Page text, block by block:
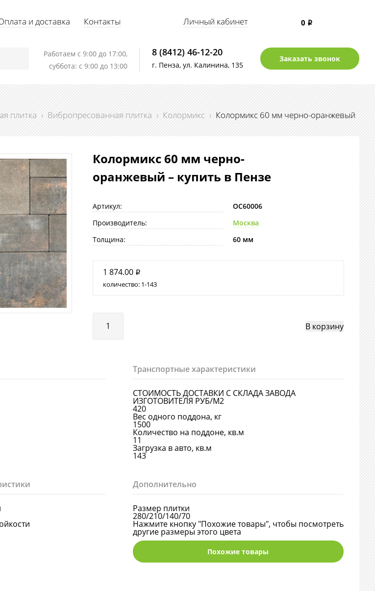
и доставка Контакты Личный кабинет 0 i
Работаем c 9:00 до 17:00,
суббота: с 9:00 до 13:00
8 (8412) 46-12-20
г. Пенза, ул. Калинина, 135
Заказать звонок
плитка › Вибропресованная плитка › Колормикс › Колормикс 60 мм черно-оранжевый
Колормикс 60 мм черно-
оранжевый – купить в Пензе
Артикул:
OC60006
Производитель:
Москва
Толщина:
60 мм
1 874.00 i
количество: 1 143
Транспортные характеристики
СТОИМОСТЬ ДОСТАВКИ С СКЛАДА ЗАВОДА
ИЗГОТОВИТЕЛЯ РУБ/М2
420
Вес одного поддона, кг
1500
Количество на поддоне, кв.м
11
Загрузка в авто, кв.м
143
Дополнительно
Размер плитки
280/210/140/70
Нажмите кнопку "Похожие товары", чтобы посмотреть
другие размеры этого цвета
Похожие товары